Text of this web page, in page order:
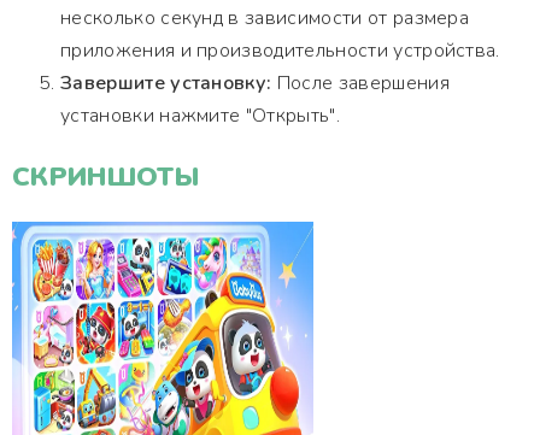
несколько секунд в зависимости от размера
приложения и производительности устройства.
Завершите установку: После завершения
установки нажмите "Открыть".
СКРИНШОТЫ